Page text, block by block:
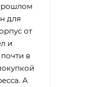
для
от
и
в
А